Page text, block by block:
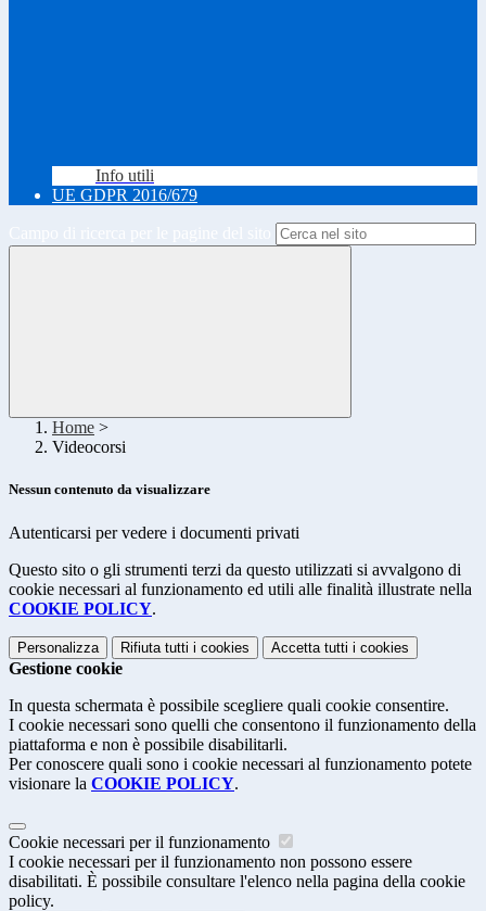
Info utili
UE GDPR 2016/679
Home >
Videocorsi
Nessun contenuto da visualizzare
Autenticarsi per vedere i documenti privati
Questo sito o gli strumenti terzi da questo utilizzati si avvalgono di
cookie necessari al funzionamento ed utili alle finalità illustrate nella
COOKIE POLICY.
Personalizza Rifiuta tutti i cookies Accetta tutti i cookies
Gestione cookie
In questa schermata è possibile scegliere quali cookie consentire.
I cookie necessari sono quelli che consentono il funzionamento della
piattaforma e non è possibile disabilitarli.
Per conoscere quali sono i cookie necessari al funzionamento potete
visionare la COOKIE POLICY.
Cookie necessari per il funzionamento
I cookie necessari per il funzionamento non possono essere
disabilitati. È possibile consultare l'elenco nella pagina della cookie
policy.